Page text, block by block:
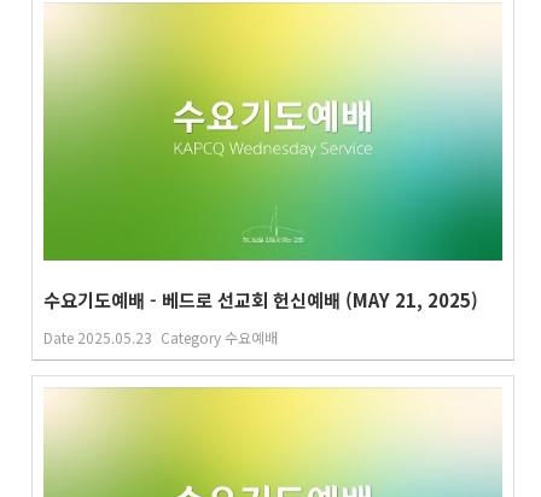
수요기도예배 - 베드로 선교회 헌신예배 (MAY 21, 2025)
Date 2025.05.23 Category수요예배